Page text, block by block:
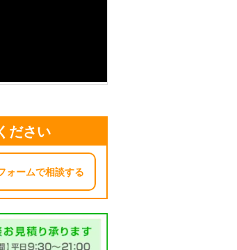
ださい
ォームで相談する